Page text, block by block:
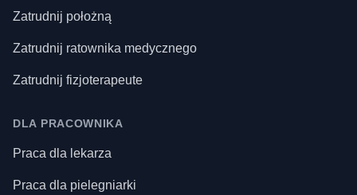
Zatrudnij położną
Zatrudnij ratownika medycznego
Zatrudnij fizjoterapeute
DLA PRACOWNIKA
Praca dla lekarza
Praca dla pielegniarki